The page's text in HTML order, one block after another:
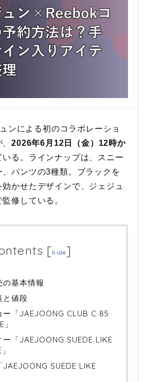
ンによる初のコラボレーショ
、2026年6月12日（金）12時か
いる。ラインナップは、スニー
、パンツの3種類。ブラックを
かせたデザインで、ジェジュ
修している。
[hide]
の基本情報
と値段
ー「JAEJOONG CLUB C 85
ー「JAEJOONG SUEDE LIKE
JAEJOONG SUEDE LIKE